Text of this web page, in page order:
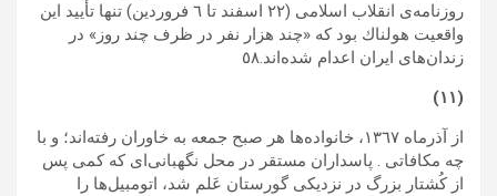
روزنامه‌ى انقلاب اسلامى (٢٢ اسفند تا ٦ فروردين) تنها تأييد اين
واقعيت هولناك بود كه «چند هزار نفر در ظرف چند روز» در
زندان‌هاى ايران اعدام شده‌اند.٥٨
(١١)
از آذرماه ١٣٦٧، خانواده‌ها هر صبح جمعه به خاوران رفته‌اند؛ و با
چه مكافاتى . پاسداران مستقر در محل نگهبانى‌اى كه كمى پس
از كُشتار بزرگ در نزديكى گورستان عَلم شد، اتومبيل‌ها را